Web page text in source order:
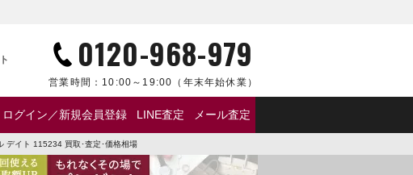
0120-968-979
営業時間： 10:00～19:00 （年末年始休業）
ログイン／新規会員登録 LINE査定 メール査定
デイト 115234 買取･査定･価格相場